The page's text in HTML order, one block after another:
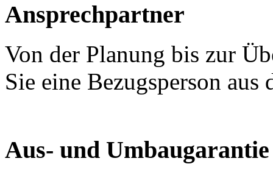
Ansprechpartner
Von der Planung bis zur
Sie eine Bezugsperson aus
Aus- und Umbaugarantie